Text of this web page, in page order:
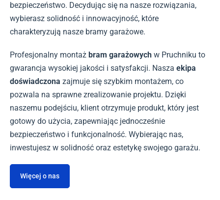
bezpieczeństwo. Decydując się na nasze rozwiązania,
wybierasz solidność i innowacyjność, które
charakteryzują nasze bramy garażowe.
Profesjonalny montaż bram garażowych w Pruchniku to
gwarancja wysokiej jakości i satysfakcji. Nasza ekipa
doświadczona zajmuje się szybkim montażem, co
pozwala na sprawne zrealizowanie projektu. Dzięki
naszemu podejściu, klient otrzymuje produkt, który jest
gotowy do użycia, zapewniając jednocześnie
bezpieczeństwo i funkcjonalność. Wybierając nas,
inwestujesz w solidność oraz estetykę swojego garażu.
Więcej o nas